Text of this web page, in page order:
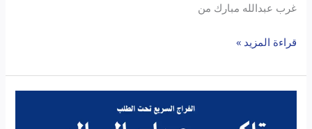
غرب عبدالله مبارك من
قراءة المزيد »